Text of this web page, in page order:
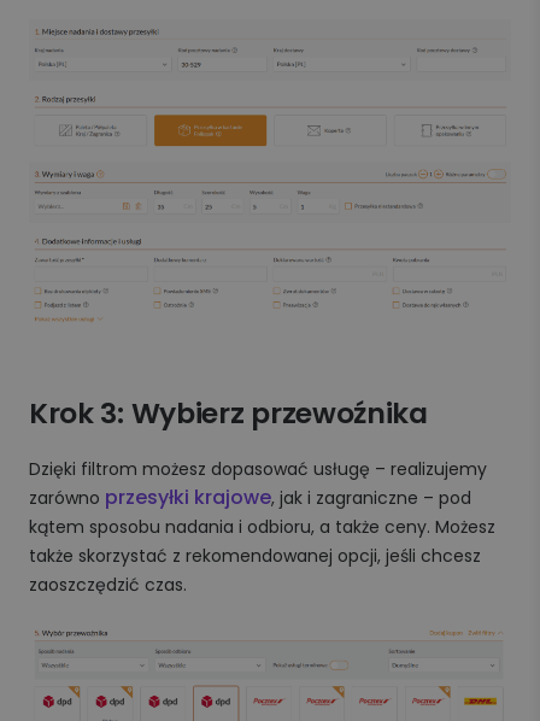
Krok 3: Wybierz przewoźnika
Dzięki filtrom możesz dopasować usługę – realizujemy
zarówno przesyłki krajowe, jak i zagraniczne – pod
kątem sposobu nadania i odbioru, a także ceny. Możesz
także skorzystać z rekomendowanej opcji, jeśli chcesz
zaoszczędzić czas.